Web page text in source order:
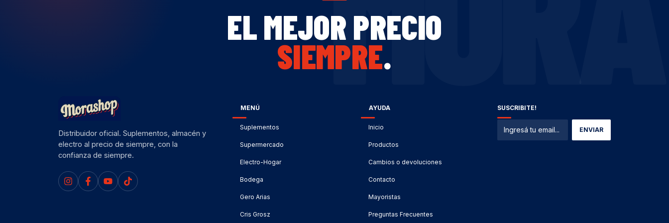
EL MEJOR PRECIO
SIEMPRE.
Distribuidor oficial. Suplementos, almacén y
electro al precio de siempre, con la
confianza de siempre.
MENÚ
Suplementos
Supermercado
Electro-Hogar
Bodega
Gero Arias
Cris Grosz
AYUDA
Inicio
Productos
Cambios o devoluciones
Contacto
Mayoristas
Preguntas Frecuentes
SUSCRIBITE!